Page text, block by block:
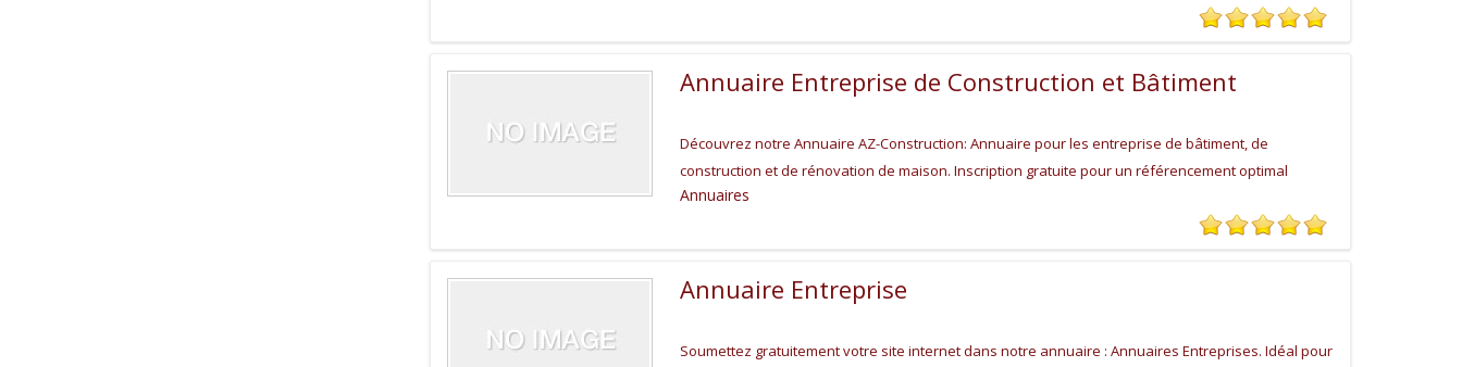
Annuaire Entreprise de Construction et Bâtiment
Découvrez notre Annuaire AZ-Construction: Annuaire pour les entreprise de bâtiment, de
construction et de rénovation de maison. Inscription gratuite pour un référencement optimal
Annuaires
Annuaire Entreprise
Soumettez gratuitement votre site internet dans notre annuaire : Annuaires Entreprises. Idéal pour